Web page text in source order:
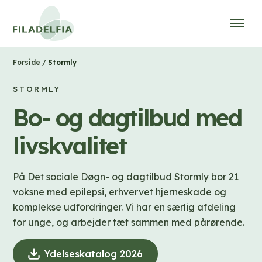
Forside / Stormly
STORMLY
Bo- og dagtilbud med
livskvalitet
På Det sociale Døgn- og dagtilbud Stormly bor 21
voksne med epilepsi, erhvervet hjerneskade og
komplekse udfordringer. Vi har en særlig afdeling
for unge, og arbejder tæt sammen med pårørende.
Ydelseskatalog 2026